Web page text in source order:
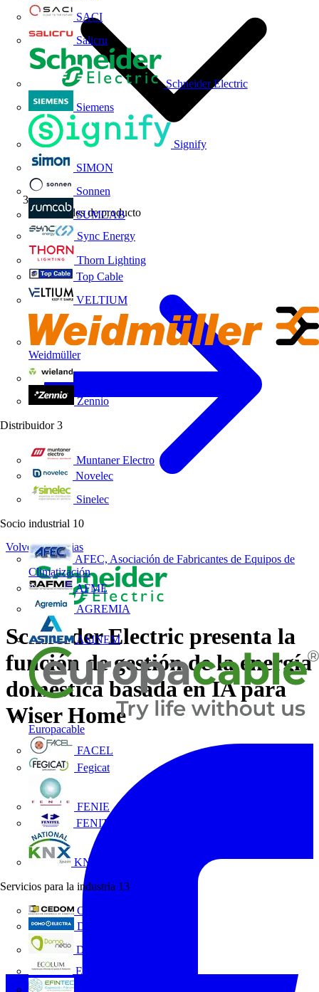
SACI
Salicru
Schneider Electric
Siemens
Signify
SIMON
Sonnen
SUMCAB
Sync Energy
Thorn Lighting
Top Cable
VELTIUM
Weidmüller
Zennio
Distribuidor 3
Muntaner Electro
Novelec
Sinelec
Socio industrial 10
AFEC, Asociación de Fabricantes de Equipos de
Climatización
AFME
AGREMIA
ASINEM
Europacable
FACEL
Fegicat
FENIE
FENITEL
KNX España
Servicios para la industria 13
CEDOM
Domo Electra
Domonetio
Ecolum
Novedades de producto
Volver a Noticias
Schneider Electric presenta la
función de gestión de la energía
doméstica basada en IA para
Wiser Home